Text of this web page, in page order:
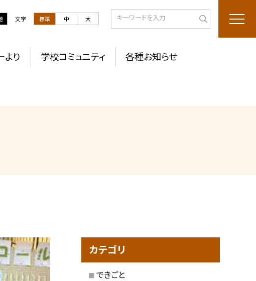
文字 標準 中 大
より 学校コミュニティ 各種お知らせ
カテゴリ
できごと